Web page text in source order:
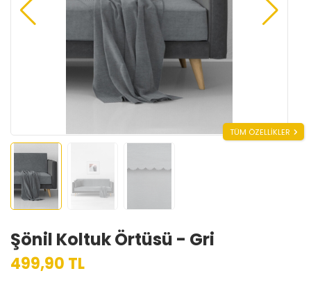
TÜM ÖZELLİKLER
Şönil Koltuk Örtüsü - Gri
499,90 TL